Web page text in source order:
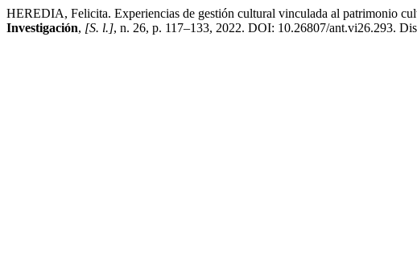
HEREDIA, Felicita. Experiencias de gestión cultural vinculada al patrimonio
Investigación, [S. l.], n. 26, p. 117–133, 2022. DOI: 10.26807/ant.vi26.293.